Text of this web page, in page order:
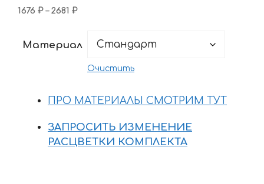
1676 ₽ – 2681 ₽Диапазон
–
Материал
Очистить
ПРО МАТЕРИАЛЫ СМОТРИМ ТУТ
ЗАПРОСИТЬ ИЗМЕНЕНИЕ
РАСЦВЕТКИ КОМПЛЕКТА